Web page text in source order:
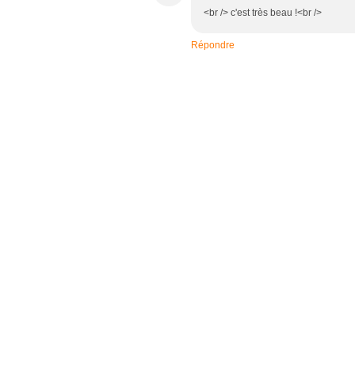
<br /> c'est très beau !<br />
Répondre